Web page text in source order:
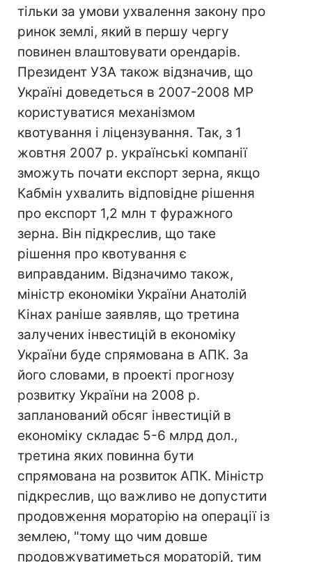
тільки за умови ухвалення закону про
ринок землі, який в першу чергу
повинен влаштовувати орендарів.
Президент УЗА також відзначив, що
Україні доведеться в 2007-2008 МР
користуватися механізмом
квотування і ліцензування. Так, з 1
жовтня 2007 р. українські компанії
зможуть почати експорт зерна, якщо
Кабмін ухвалить відповідне рішення
про експорт 1,2 млн т фуражного
зерна. Він підкреслив, що таке
рішення про квотування є
виправданим. Відзначимо також,
міністр економіки України Анатолій
Кінах раніше заявляв, що третина
залучених інвестицій в економіку
України буде спрямована в АПК. За
його словами, в проекті прогнозу
розвитку України на 2008 р.
запланований обсяг інвестицій в
економіку складає 5-6 млрд дол.,
третина яких повинна бути
спрямована на розвиток АПК. Міністр
підкреслив, що важливо не допустити
продовження мораторію на операції із
землею, "тому що чим довше
продовжуватиметься мораторій, тим